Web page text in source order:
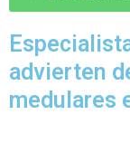
advierten
medulares